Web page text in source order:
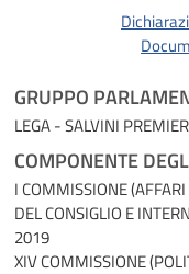
GRUPPO
LEGA - SALVINI PREMIER
COMPONENTE
I COMMISSIONE
DEL CONSIGLIO E
2019
XIV COMMISSIONE